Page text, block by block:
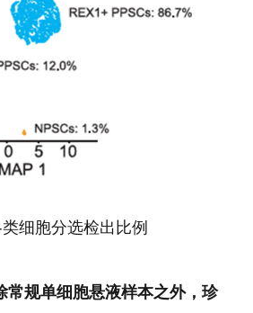
细胞分选检出比例
常规单细胞悬液样本之外，珍